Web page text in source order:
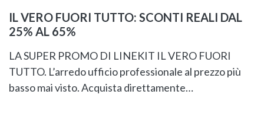
IL VERO FUORI TUTTO: SCONTI REALI DAL
25% AL 65%
LA SUPER PROMO DI LINEKIT IL VERO FUORI
TUTTO. L’arredo ufficio professionale al prezzo più
basso mai visto. Acquista direttamente…